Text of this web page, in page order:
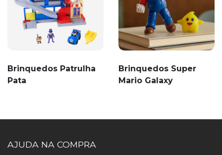
Brinquedos Patrulha
Pata
Brinquedos Super
Mario Galaxy
AJUDA NA COMPRA